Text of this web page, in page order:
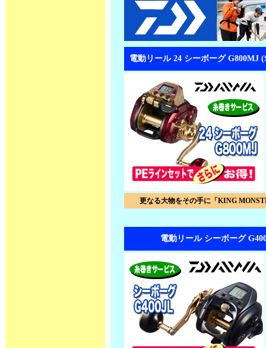
電動リール 24 シーボーグ G800MJ
更なる大物をその手に「KING
電動リール シーボーグ